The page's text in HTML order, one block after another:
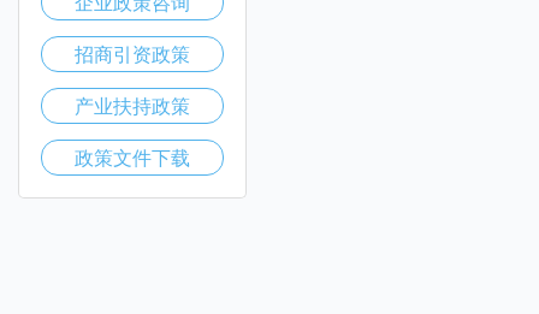
招商引资政策
产业扶持政策
政策文件下载